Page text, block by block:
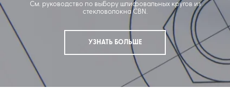
См. руководство по выбору шлифовальных кругов из
стекловолокна CBN.
УЗНАТЬ БОЛЬШЕ